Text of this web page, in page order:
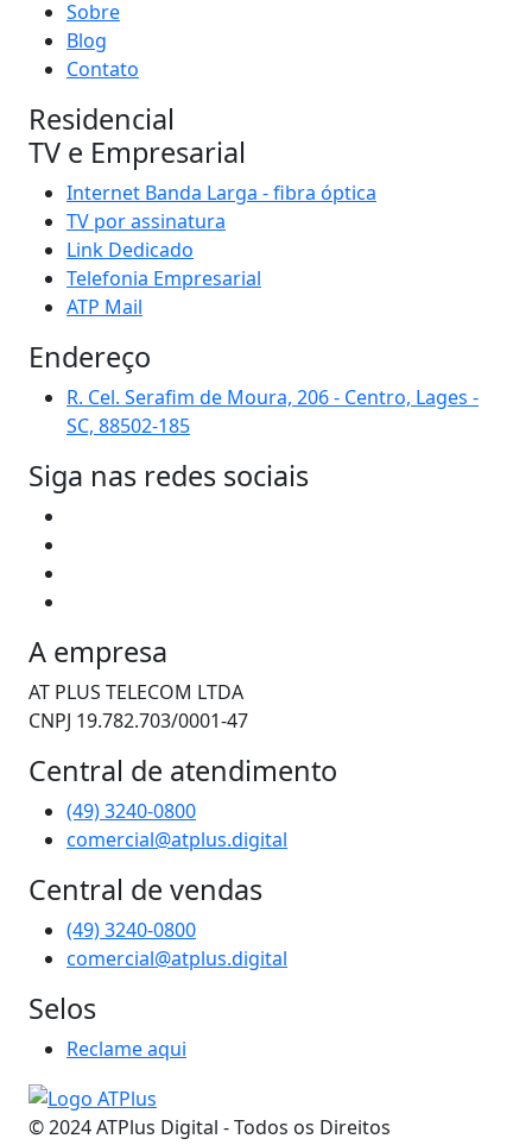
Sobre
Blog
Contato
Residencial
TV e Empresarial
Internet Banda Larga - fibra óptica
TV por assinatura
Link Dedicado
Telefonia Empresarial
ATP Mail
Endereço
R. Cel. Serafim de Moura, 206 - Centro, Lages -
SC, 88502-185
Siga nas redes sociais
A empresa
AT PLUS TELECOM LTDA
CNPJ 19.782.703/0001-47
Central de atendimento
(49) 3240-0800
comercial@atplus.digital
Central de vendas
(49) 3240-0800
comercial@atplus.digital
Selos
Reclame aqui
© 2024 ATPlus Digital - Todos os Direitos